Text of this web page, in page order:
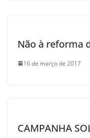
Não à reforma
16 de março de 2017
CAMPANHA